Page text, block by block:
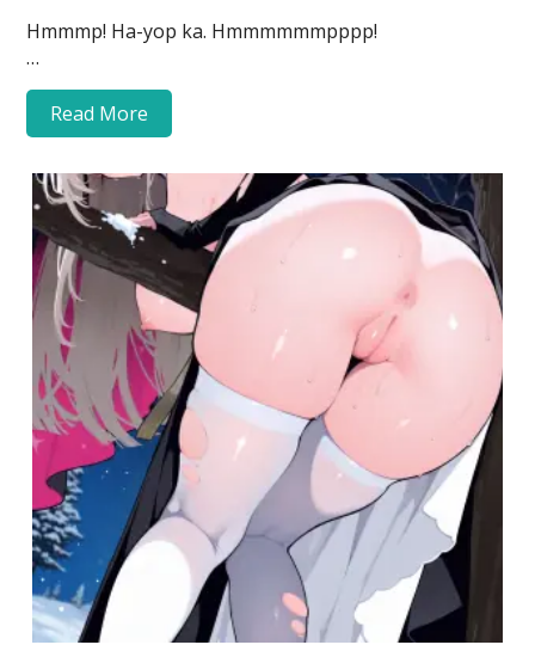
Hmmmp! Ha-yop ka. Hmmmmmmpppp!
…
Read More